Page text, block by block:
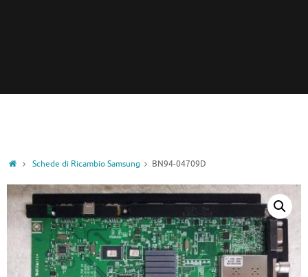
HomeSchede di Ricambio Samsung BN94-04709D